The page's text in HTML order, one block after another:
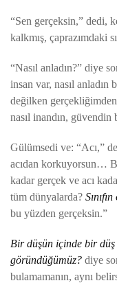
“Sen gerçeksin,” dedi,
kalkmış, çaprazımdaki
“Nasıl anladın?” diye
insan var, nasıl
değilken
nasıl inandın, güvendin
Gülümsedi ve: “Acı,”
acıdan korkuyorsun…
kadar gerçek ve acı
tüm dünyalarda?
bu yüzden gerçeksin.”
Bir düşün içinde bir
göründüğümüz? diye
bulamamanın, aynı